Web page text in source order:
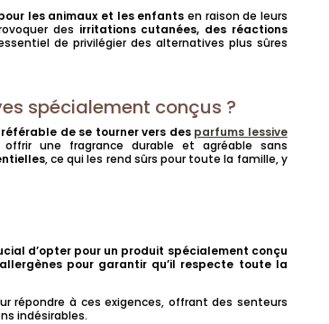
les animaux et les enfants en raison de leurs
des irritations cutanées, des réactions
de privilégier des alternatives plus sûres
spécialement conçus ?
de se tourner vers des parfums lessive
une fragrance durable et agréable sans
, ce qui les rend sûrs pour toute la famille, y
d’opter pour un produit spécialement conçu
pour garantir qu’il respecte toute la
répondre à ces exigences, offrant des senteurs
indésirables.